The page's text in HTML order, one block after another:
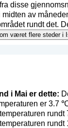
disse
midten av
rundt det.
været flere steder i
i Mai er dette:
er 3.7